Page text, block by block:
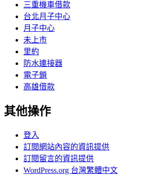
三重機車借款
台北月子中心
月子中心
未上市
里約
防水連接器
電子鎖
高雄借款
其他操作
登入
訂閱網站內容的資訊提供
訂閱留言的資訊提供
WordPress.org 台灣繁體中文